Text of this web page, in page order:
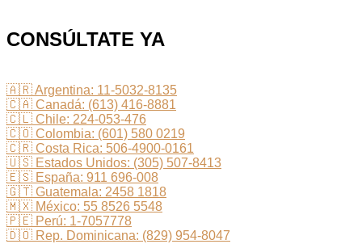
CONSÚLTATE YA
🇦🇷 Argentina: 11-5032-8135
🇨🇦 Canadá: (613) 416-8881
🇨🇱 Chile: 224-053-476
🇨🇴 Colombia: (601) 580 0219
🇨🇷 Costa Rica: 506-4900-0161
🇺🇸 Estados Unidos: (305) 507-8413
🇪🇸 España: 911 696-008
🇬🇹 Guatemala: 2458 1818
🇲🇽 México: 55 8526 5548
🇵🇪 Perú: 1-7057778
🇩🇴 Rep. Dominicana: (829) 954-8047